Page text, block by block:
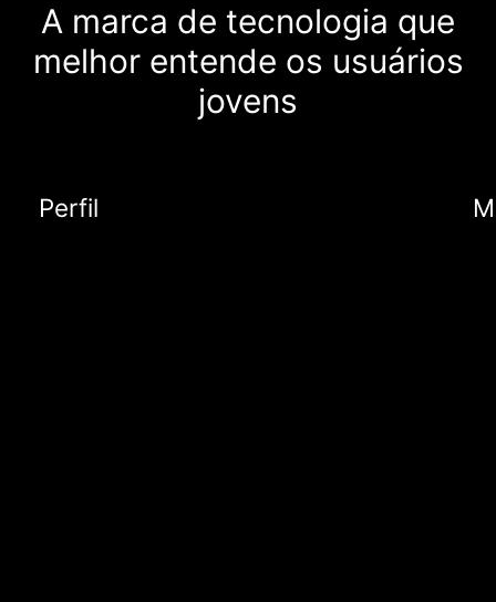
A marca de tecnologia que
melhor entende os usuários
jovens
Perfil